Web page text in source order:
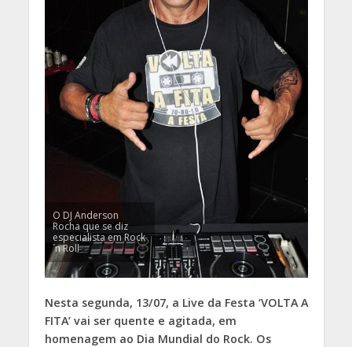
O DJ Anderson
Rocha que se diz
especialista em Rock
´n Roll
Nesta segunda, 13/07, a Live da Festa ‘VOLTA A
FITA’ vai ser quente e agitada, em
homenagem ao Dia Mundial do Rock. Os